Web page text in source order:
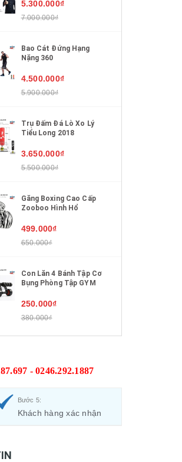
5.300.000₫
7.000.000₫
Bao Cát Đứng Hạng
Nặng 360
4.500.000₫
5.900.000₫
Trụ Đấm Đá Lò Xo Lý
Tiểu Long 2018
3.650.000₫
5.500.000₫
Găng Boxing Cao Cấp
Zooboo Hình Hổ
499.000₫
650.000₫
Con Lăn 4 Bánh Tập Cơ
Bụng Phòng Tập GYM
250.000₫
380.000₫
- 0246.292.1887
Bước 5:
Khách hàng xác nhận